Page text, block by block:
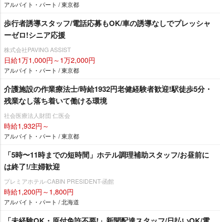
アルバイト・パート / 東京都
歩行者誘導スタッフ/電話応募もOK/車の誘導なしでプレッシャ
ーゼロ!シニア応援
株式会社PAVING ASSIST
日給1万1,000円～1万2,000円
アルバイト・パート / 東京都
介護施設の作業療法士/時給1932円老健経験者歓迎!駅徒歩5分・
残業なし落ち着いて働ける環境
社会医療法人財団 仁医会
時給1,932円～
アルバイト・パート / 東京都
「5時〜11時までの短時間」ホテル調理補助スタッフ/お昼前に
は終了!/主婦歓迎
プレミアホテル-CABIN PRESIDENT-函館
時給1,200円～1,800円
アルバイト・パート / 北海道